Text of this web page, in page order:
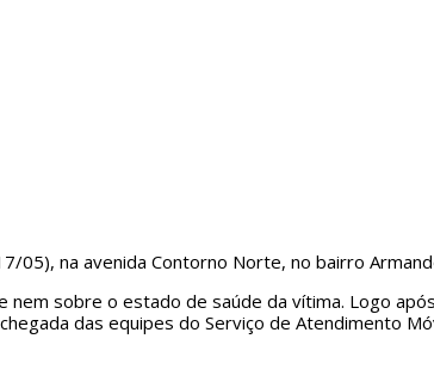
05), na avenida Contorno Norte, no bairro
nem sobre o estado de saúde da vítima. Logo
das equipes do Serviço de Atendimento